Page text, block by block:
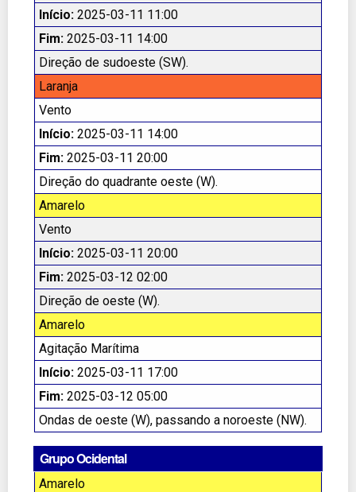
Início: 2025-03-11 11:00
Fim: 2025-03-11 14:00
Direção de sudoeste (SW).
Laranja
Vento
Início: 2025-03-11 14:00
Fim: 2025-03-11 20:00
Direção do quadrante oeste (W).
Amarelo
Vento
Início: 2025-03-11 20:00
Fim: 2025-03-12 02:00
Direção de oeste (W).
Amarelo
Agitação Marítima
Início: 2025-03-11 17:00
Fim: 2025-03-12 05:00
Ondas de oeste (W), passando a noroeste (NW).
Grupo Ocidental
Amarelo